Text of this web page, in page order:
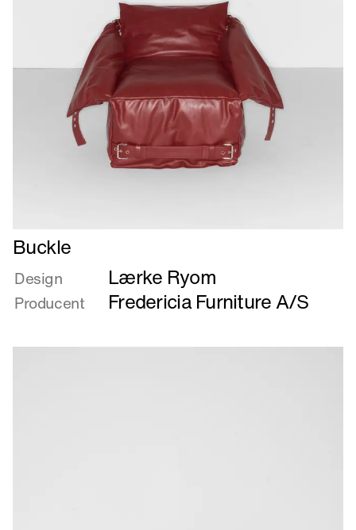
Læs
mere
om
Buckle
Buckle
Design Lærke Ryom
Producent Fredericia Furniture A/S